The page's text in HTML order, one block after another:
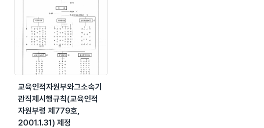
교육인적자원부와그소속기
관직제시행규칙(교육인적
자원부령 제779호,
2001.1.31) 제정